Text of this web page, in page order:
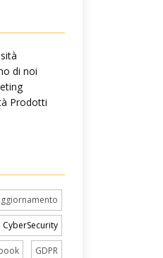
di noi
Prodotti
CyberSecurity
GDPR